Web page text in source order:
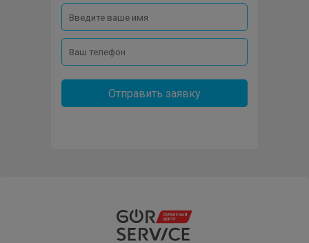
VIKING WILO WIPER
Отправить заявку